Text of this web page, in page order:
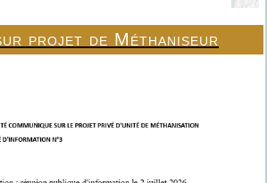
projet de Méthaniseur